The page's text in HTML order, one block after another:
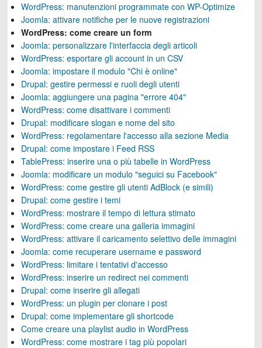
WordPress: manutenzioni programmate con WP-Optimize
Joomla: attivare notifiche per le nuove registrazioni
WordPress: come creare un form
Joomla: personalizzare l'interfaccia degli articoli
WordPress: esportare gli account in un CSV
Joomla: impostare il modulo "Chi è online"
Drupal: gestire permessi e ruoli degli utenti
Joomla: aggiungere una pagina "errore 404"
WordPress: come disattivare i commenti
Drupal: modificare slogan e nome del sito
WordPress: regolamentare l'accesso alla sezione Media
Drupal: come impostare i Feed RSS
TablePress: inserire una o più tabelle in WordPress
Joomla: modificare un modulo "seguici su Facebook"
WordPress: come gestire gli utenti AdBlock (e simili)
Drupal: come gestire i temi
WordPress: mostrare il tempo di lettura stimato
WordPress: come creare una galleria immagini
WordPress: attivare il caricamento selettivo delle immagini
Joomla: come recuperare username e password
WordPress: limitare i tentativi d'accesso
WordPress: inserire un redirect nei commenti
Drupal: come inserire gli allegati
WordPress: un plugin per clonare i post
Drupal: come implementare gli shortcode
Come creare una playlist audio in WordPress
WordPress: come mostrare i tag più popolari